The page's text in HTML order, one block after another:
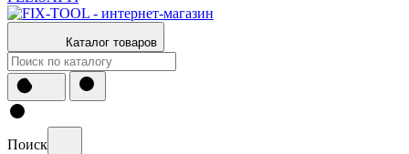
Каталог товаров
Поиск